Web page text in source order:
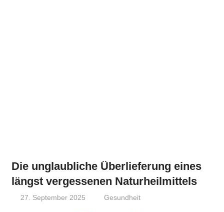
Die unglaubliche Überlieferung eines
längst vergessenen Naturheilmittels
27. September 2025 Niki Vogt
Gesundheit